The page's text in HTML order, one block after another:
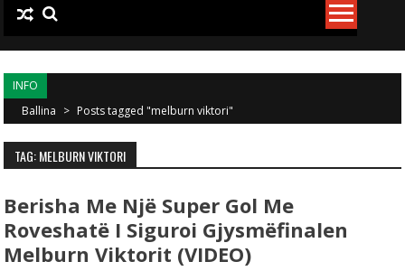
INFO
Ballina > Posts tagged "melburn viktori"
TAG: MELBURN VIKTORI
Berisha Me Një Super Gol Me
Roveshatë I Siguroi Gjysmëfinalen
Melburn Viktorit (VIDEO)